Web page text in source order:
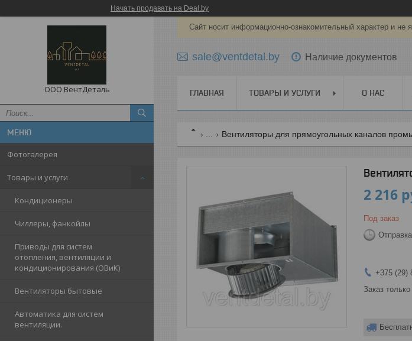
Начать продавать на Deal.by
ООО ВентДеталь
Фотогалерея
Товары и услуги
Кондиционеры
Чиллеры, фанкойлы
Приводы для систем
отопления, вентиляции и
кондиционирования (ОВиК)
Вентиляторы бытовые
Автоматика для систем
вентиляции.
Сайт носит информационно-ознакомительный характер и не
sale@ventdetal.by Наличие документов
ГЛАВНАЯ ТОВАРЫ И УСЛУГИ О НАС
Вентиляторы для прямоугольных каналов
2 216
Под заказ
+375 (29)
Заказ